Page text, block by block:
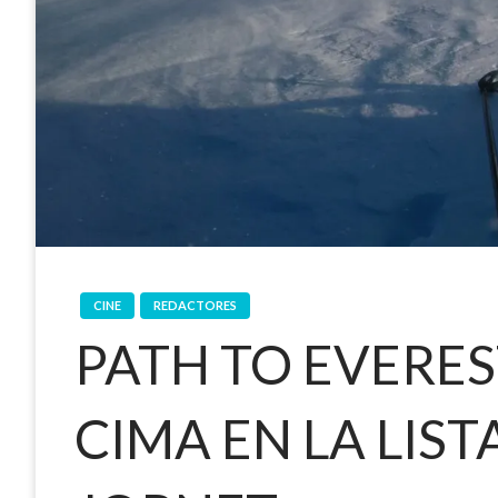
CINE REDACTORES
PATH TO
CIMA EN LA